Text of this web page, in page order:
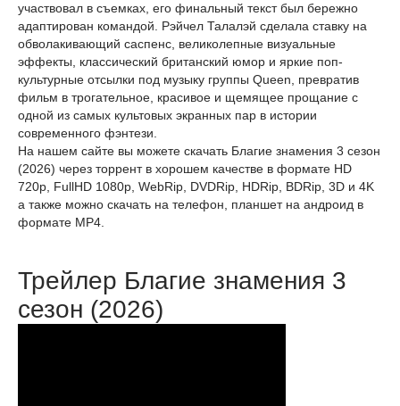
участвовал в съемках, его финальный текст был бережно
адаптирован командой. Рэйчел Талалэй сделала ставку на
обволакивающий саспенс, великолепные визуальные
эффекты, классический британский юмор и яркие поп-
культурные отсылки под музыку группы Queen, превратив
фильм в трогательное, красивое и щемящее прощание с
одной из самых культовых экранных пар в истории
современного фэнтези.
На нашем сайте вы можете скачать Благие знамения 3 сезон
(2026) через торрент в хорошем качестве в формате HD
720p, FullHD 1080p, WebRip, DVDRip, HDRip, BDRip, 3D и 4K
а также можно скачать на телефон, планшет на андроид в
формате MP4.
Трейлер Благие знамения 3
сезон (2026)